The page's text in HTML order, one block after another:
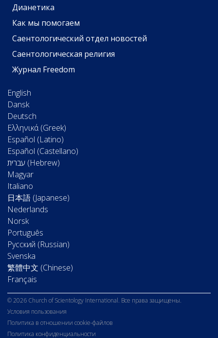
Дианетика
Как мы помогаем
Саентологический отдел новостей
Саентологическая религия
Журнал Freedom
English
Dansk
Deutsch
Ελληνικά (Greek)
Español (Latino)
Español (Castellano)
Magyar
Italiano
日本語 (Japanese)
Nederlands
Norsk
Português
Русский (Russian)
Svenska
繁體中文 (Chinese)
Français
© 2026 Church of Scientology International. Все права защищены.
Условия пользования
Политика в отношении cookie-файлов
Политика конфиденциальности